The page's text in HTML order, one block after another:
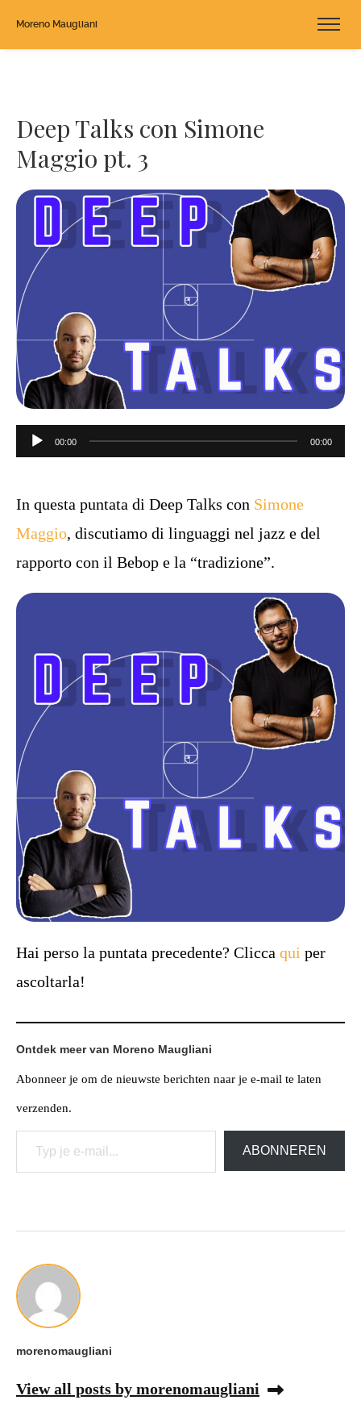
Moreno Maugliani
Deep Talks con Simone
Maggio pt. 3
Audiospeler
00:00 00:00
In questa puntata di Deep Talks con Simone
Maggio, discutiamo di linguaggi nel jazz e del
rapporto con il Bebop e la “tradizione”.
Hai perso la puntata precedente? Clicca qui per
ascoltarla!
Ontdek meer van Moreno Maugliani
Abonneer je om de nieuwste berichten naar je e-mail te laten
verzenden.
Typ je e-mail...
ABONNEREN
morenomaugliani
View all posts by morenomaugliani